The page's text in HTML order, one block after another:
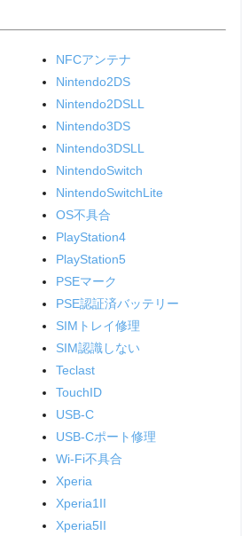
NFCアンテナ
Nintendo2DS
Nintendo2DSLL
Nintendo3DS
Nintendo3DSLL
NintendoSwitch
NintendoSwitchLite
OS不具合
PlayStation4
PlayStation5
PSEマーク
PSE認証済バッテリー
SIMトレイ修理
SIM認識しない
Teclast
TouchID
USB-C
USB-Cポート修理
Wi-Fi不具合
Xperia
Xperia1II
Xperia5II